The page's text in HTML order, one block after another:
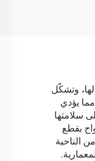
لها، وتشكّل
يؤدي
سلامتها
بقطع
الناحية